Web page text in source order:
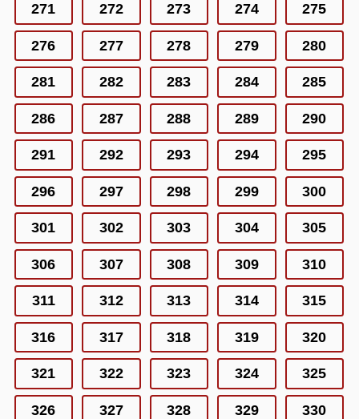
271 272 273 274 275
276 277 278 279 280
281 282 283 284 285
286 287 288 289 290
291 292 293 294 295
296 297 298 299 300
301 302 303 304 305
306 307 308 309 310
311 312 313 314 315
316 317 318 319 320
321 322 323 324 325
326 327 328 329 330